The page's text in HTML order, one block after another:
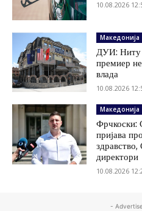
10.08.2026
Македонија
ДУИ: Ниту
премиер
влада
10.08.2026
Македонија
Фрчкоски:
пријава
директори
10.08.2026
-